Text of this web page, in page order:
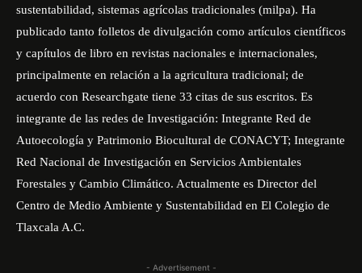
sustentabilidad, sistemas agrícolas tradicionales (milpa). Ha
publicado tanto folletos de divulgación como artículos científicos
y capítulos de libro en revistas nacionales e internacionales,
principalmente en relación a la agricultura tradicional; de
acuerdo con Researchgate tiene 33 citas de sus escritos. Es
integrante de las redes de Investigación: Integrante Red de
Autoecología y Patrimonio Biocultural de CONACYT; Integrante
Red Nacional de Investigación en Servicios Ambientales
Forestales y Cambio Climático. Actualmente es Director del
Centro de Medio Ambiente y Sustentabilidad en El Colegio de
Tlaxcala A.C.
- Advertisement -